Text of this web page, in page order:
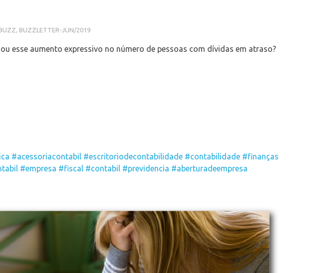
BUZZLETTER-JUN/2019
esse aumento expressivo no número de pessoas com dívidas em atraso?
#acessoriacontabil #escritoriodecontabilidade #contabilidade #finanças
#empresa #fiscal #contabil #previdencia #aberturadeempresa